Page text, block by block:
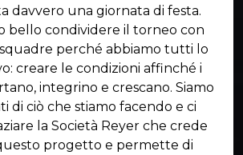
davvero una giornata di festa.
bello condividere il torneo con
perché abbiamo tutti lo
creare le condizioni affinché i
integrino e crescano. Siamo
di ciò che stiamo facendo e ci
la Società Reyer che crede
progetto e permette di